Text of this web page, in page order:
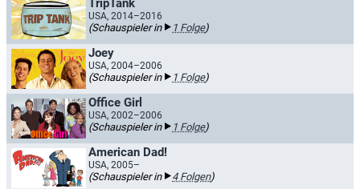
TripTank
USA, 2014–2016
(Schauspieler in 1 Folge)
Joey
USA, 2004–2006
(Schauspieler in 1 Folge)
Office Girl
USA, 2002–2006
(Schauspieler in 1 Folge)
American Dad!
USA, 2005–
(Schauspieler in 4 Folgen)